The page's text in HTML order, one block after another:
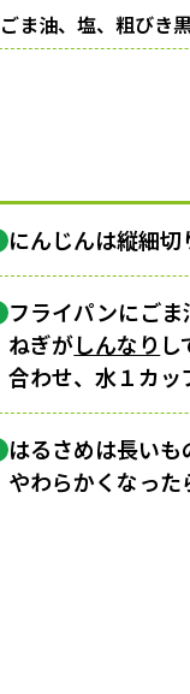
ごま油、塩、粗びき
にんじんは縦細切
フライパンにご
ねぎがしんなり
合わせ、水１カッ
はるさめは長い
やわらかくなった